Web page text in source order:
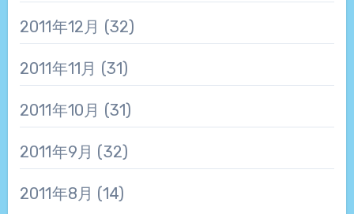
2011年12月 (32)
2011年11月 (31)
2011年10月 (31)
2011年9月 (32)
2011年8月 (14)